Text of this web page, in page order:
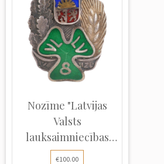
Nozīme "Latvijas
Valsts
lauksaimniecības
vidu...
€100.00